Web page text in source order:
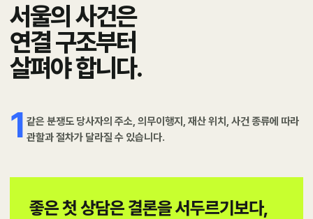
서울의 사건은
연결 구조부터
살펴야 합니다.
1 같은 분쟁도 당사자의 주소, 의무이행지, 재산 위치, 사건 종류에 따라
관할과 절차가 달라질 수 있습니다.
좋은 첫 상담은 결론을 서두르기보다,